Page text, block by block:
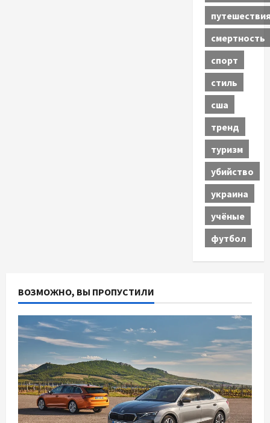
смертность
спорт
стиль
сша
тренд
туризм
убийство
украина
учёные
футбол
ВОЗМОЖНО, ВЫ ПРОПУСТИЛИ